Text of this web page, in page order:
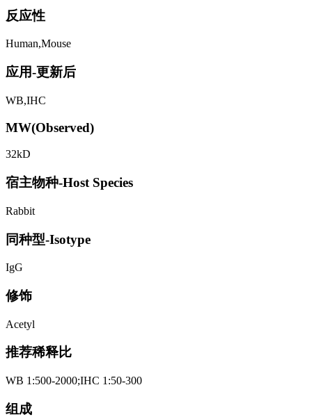
反应性
Human,Mouse
应用-更新后
WB,IHC
MW(Observed)
32kD
宿主物种-Host Species
Rabbit
同种型-Isotype
IgG
修饰
Acetyl
推荐稀释比
WB 1:500-2000;IHC 1:50-300
组成